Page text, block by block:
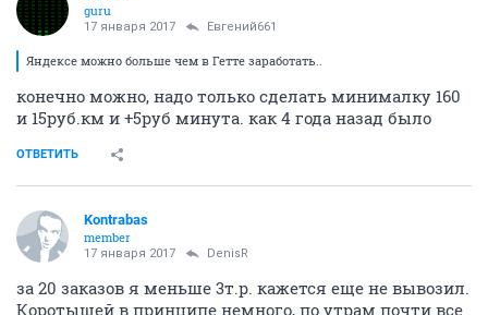
guru
17 января 2017 Евгений661
Яндексе можно больше чем в Гетте заработать..
конечно можно, надо только сделать минималку 160
и 15руб.км и +5руб минута. как 4 года назад было
ОТВЕТИТЬ
Kontrabas
member
17 января 2017 DenisR
за 20 заказов я меньше 3т.р. кажется еще не вывозил.
Коротышей в принципе немного, по утрам почти все